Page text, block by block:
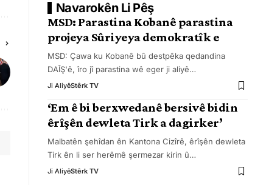
Navarokên Li Pêş
MSD: Parastina Kobanê parastina
projeya Sûriyeya demokratîk e
MSD: Çawa ku Kobanê bû destpêka qedandina
DAÎŞ'ê, îro jî parastina wê eger ji aliyê…
Ji AliyêStêrk TV
‘Em ê bi berxwedanê bersivê bidin
êrîşên dewleta Tirk a dagirker’
Malbatên şehîdan ên Kantona Cizîrê, êrîşên dewleta
Tirk ên li ser herêmê şermezar kirin û…
Ji AliyêStêrk TV